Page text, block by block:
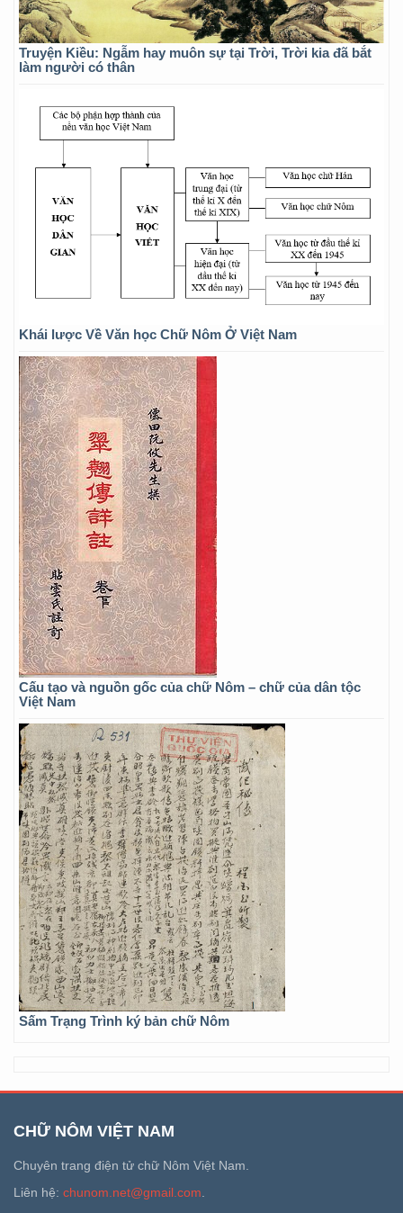
Truyện Kiều: Ngẫm hay muôn sự tại Trời, Trời kia đã bắt
làm người có thân
Khái lược Về Văn học Chữ Nôm Ở Việt Nam
Cấu tạo và nguồn gốc của chữ Nôm – chữ của dân tộc
Việt Nam
Sấm Trạng Trình ký bản chữ Nôm
CHỮ NÔM VIỆT NAM
Chuyên trang điện tử chữ Nôm Việt Nam.
Liên hệ: chunom.net@gmail.com